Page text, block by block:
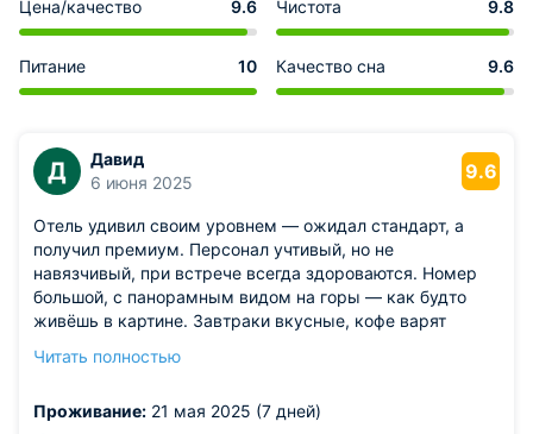
Цена/качество 9.6 Чистота 9.8
Питание 10 Качество сна 9.6
Д
Давид
6 июня 2025
9.6
Отель удивил своим уровнем — ожидал стандарт, а
получил премиум. Персонал учтивый, но не
навязчивый, при встрече всегда здороваются. Номер
большой, с панорамным видом на горы — как будто
живёшь в картине. Завтраки вкусные, кофе варят
достойная, особенно бассейн с гидромассажем.
минуты. Подойдёт и для релакса, и для романтики.
Читать полностью
Проживание: 21 мая 2025 (7 дней)